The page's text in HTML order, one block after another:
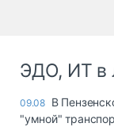
ЭДО, ИТ в
09.08 В
"умной"